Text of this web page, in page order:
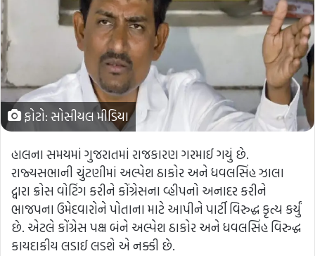
ફોટો: સોસીયલ મીડિયા
હાલના સમયમાં ગુજરાતમાં રાજકારણ ગરમાઈ ગયું છે.
રાજ્યસભાની ચુંટણીમાં અલ્પેશ ઠાકોર અને ધવલસિંહ ઝાલા
દ્વારા ક્રોસ વોટિંગ કરીને કોંગ્રેસના વ્હીપનો અનાદર કરીને
ભાજપના ઉમેદવારોને પોતાના માટે આપીને પાર્ટી વિરુદ્ધ કૃત્ય કર્યું
છે. એટલે કોંગ્રેસ પક્ષ બંને અલ્પેશ ઠાકોર અને ધવલસિંહ વિરુદ્ધ
કાયદાકીય લડાઈ લડશે એ નક્કી છે.